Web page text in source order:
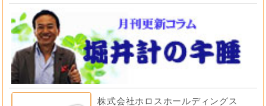
株式会社ホロスホールディングス